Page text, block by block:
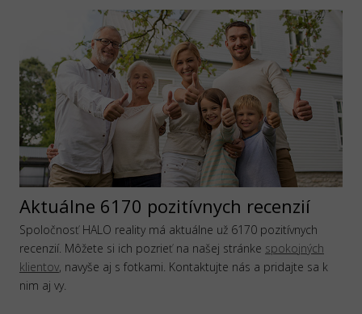
Aktuálne 6170 pozitívnych recenzií
Spoločnosť HALO reality má aktuálne už 6170 pozitívnych
recenzií. Môžete si ich pozrieť na našej stránke spokojných
klientov, navyše aj s fotkami. Kontaktujte nás a pridajte sa k
nim aj vy.